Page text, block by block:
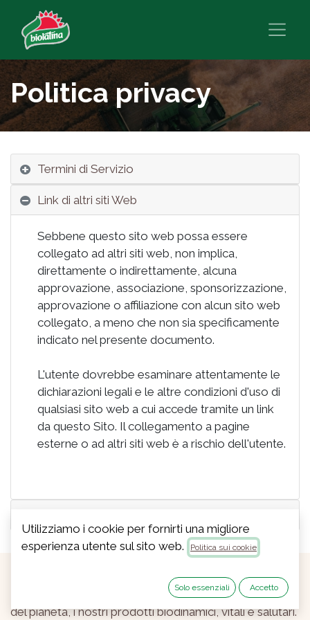
Politica privacy
Termini di Servizio
Link di altri siti Web
Sebbene questo sito web possa essere
collegato ad altri siti web, non implica,
direttamente o indirettamente, alcuna
approvazione, associazione, sponsorizzazione,
approvazione o affiliazione con alcun sito web
collegato, a meno che non sia specificamente
indicato nel presente documento.
L'utente dovrebbe esaminare attentamente le
dichiarazioni legali e le altre condizioni d'uso di
qualsiasi sito web a cui accede tramite un link
da questo Sito. Il collegamento a pagine
esterne o ad altri siti web è a rischio dell'utente.
Dal 1985, coltiviamo con l'obiettivo di migliorare la vita
del pianeta, i nostri prodotti biodinamici, vitali e salutari.
Utilizziamo i cookie per fornirti una migliore
esperienza utente sul sito web.
Politica sui cookie
Solo essenziali Accetto